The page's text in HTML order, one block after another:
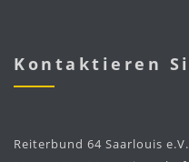
Kontaktieren
Reiterbund 64 Saarlouis e.V.